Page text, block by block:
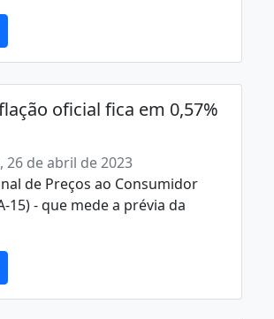
oficial fica em 0,57%
de abril de 2023
de Preços ao Consumidor
15) - que mede a prévia da